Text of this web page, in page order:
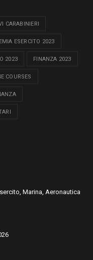
CARABINIERI
ESERCITO 2023
2023 FINANZA 2023
COURSES
Marina, Aeronautica